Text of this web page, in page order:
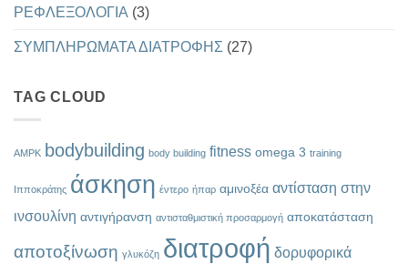
ΡΕΦΛΕΞΟΛΟΓΙΑ (3)
ΣΥΜΠΛΗΡΩΜΑΤΑ ΔΙΑΤΡΟΦΗΣ (27)
TAG CLOUD
AMPK bodybuilding body building fitness omega 3 training
Ιπποκράτης άσκηση έντερο ήπαρ αμινοξέα αντίσταση στην
ινσουλίνη αντιγήρανση αντισταθμιστική προσαρμογή αποκατάσταση
αποτοξίνωση γλυκόζη διατροφή δορυφορικά